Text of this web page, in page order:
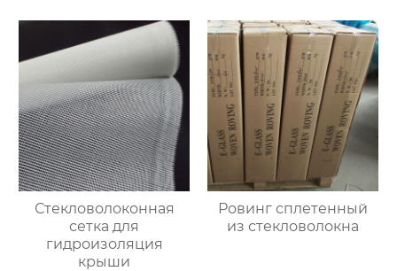
Стекловолоконная
сетка для
гидроизоляция
крыши
Ровинг сплетенный
из стекловолокна